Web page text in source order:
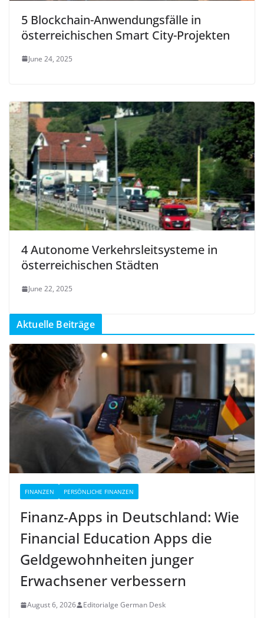
5 Blockchain-Anwendungsfälle in
österreichischen Smart City-Projekten
June 24, 2025
4 Autonome Verkehrsleitsysteme in
österreichischen Städten
June 22, 2025
Aktuelle Beiträge
FINANZEN PERSÖNLICHE FINANZEN
Finanz-Apps in Deutschland: Wie
Financial Education Apps die
Geldgewohnheiten junger
Erwachsener verbessern
August 6, 2026 Editorialge German Desk